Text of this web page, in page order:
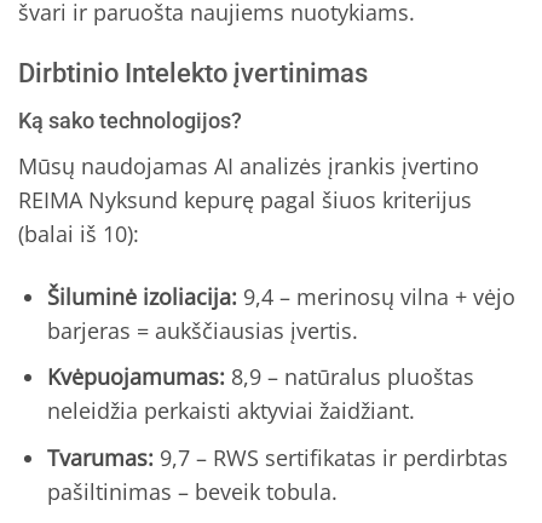
švari ir paruošta naujiems nuotykiams.
Dirbtinio Intelekto įvertinimas
Ką sako technologijos?
Mūsų naudojamas AI analizės įrankis įvertino
REIMA Nyksund kepurę pagal šiuos kriterijus
(balai iš 10):
Šiluminė izoliacija: 9,4 – merinosų vilna + vėjo
barjeras = aukščiausias įvertis.
Kvėpuojamumas: 8,9 – natūralus pluoštas
neleidžia perkaisti aktyviai žaidžiant.
Tvarumas: 9,7 – RWS sertifikatas ir perdirbtas
pašiltinimas – beveik tobula.